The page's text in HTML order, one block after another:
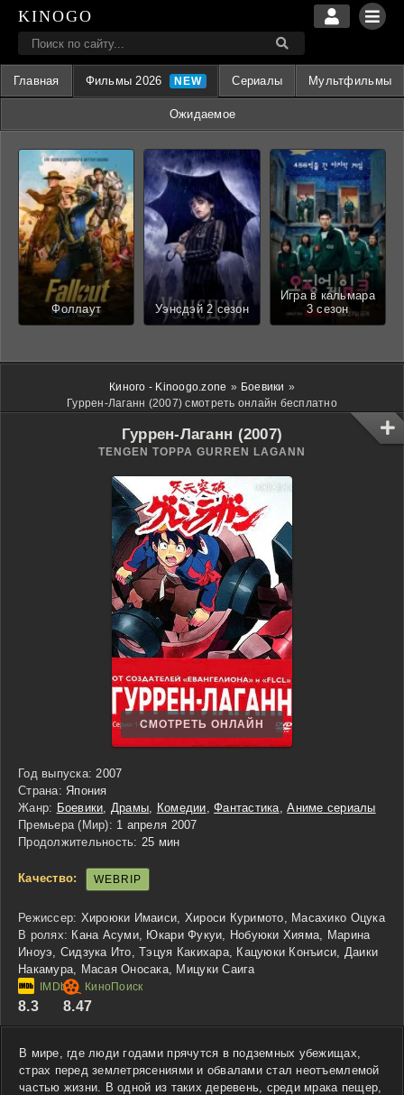
KINOGO
Главная Фильмы 2026 Сериалы Мультфильмы
Ожидаемое
Фоллаут Уэнсдэй 2 сезон
Игра в кальмара
3 сезон
Киного - Kinoogo.zone » Боевики »
Гуррен-Лаганн (2007) смотреть онлайн бесплатно
Гуррен-Лаганн (2007)
TENGEN TOPPA GURREN LAGANN
СМОТРЕТЬ ОНЛАЙН
Год выпуска: 2007
Страна: Япония
Жанр: Боевики Драмы Комедии ,Фантастика ,Аниме сериалы
Премьера (Мир): 1 апреля 2007
Продолжительность: 25 мин
Качество: WEBRIP
Режиссер: Хироюки Имаиси, Хироси Куримото, Масахико Оцука
В ролях: Кана Асуми, Юкари Фукуи, Нобуюки Хияма, Марина
Иноуэ, Сидзука Ито, Тэцуя Какихара, Кацуюки Конъиси, Даики
Накамура, Масая Оносака, Мицуки Саига
8.3 8.47
В мире, где люди годами прячутся в подземных убежищах,
страх перед землетрясениями и обвалами стал неотъемлемой
частью жизни. В одной из таких деревень, среди мрака пещер,